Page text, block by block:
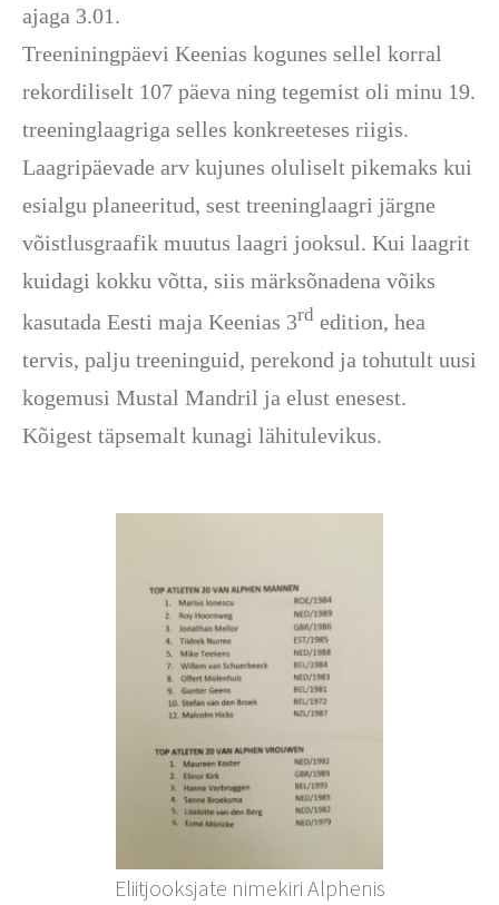
ajaga 3.01.
Treeniningpäevi Keenias kogunes sellel korral
rekordiliselt 107 päeva ning tegemist oli minu 19.
treeninglaagriga selles konkreeteses riigis.
Laagripäevade arv kujunes oluliselt pikemaks kui
esialgu planeeritud, sest treeninglaagri järgne
võistlusgraafik muutus laagri jooksul. Kui laagrit
kuidagi kokku võtta, siis märksõnadena võiks
kasutada Eesti maja Keenias 3rd edition, hea
tervis, palju treeninguid, perekond ja tohutult uusi
kogemusi Mustal Mandril ja elust enesest.
Kõigest täpsemalt kunagi lähitulevikus.
Eliitjooksjate nimekiri Alphenis